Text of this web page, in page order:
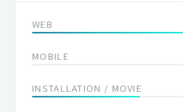
WEB
MOBILE
INSTALLATION / MOVIE